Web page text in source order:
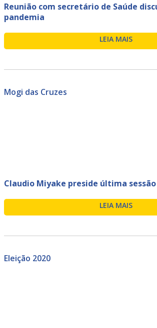
Reunião com secretário de Saúde
pandemia
LEIA MAIS
Mogi das Cruzes
Claudio Miyake preside última
LEIA MAIS
Eleição 2020